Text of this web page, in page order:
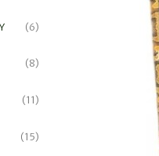
(6)
(8)
(11)
(15)